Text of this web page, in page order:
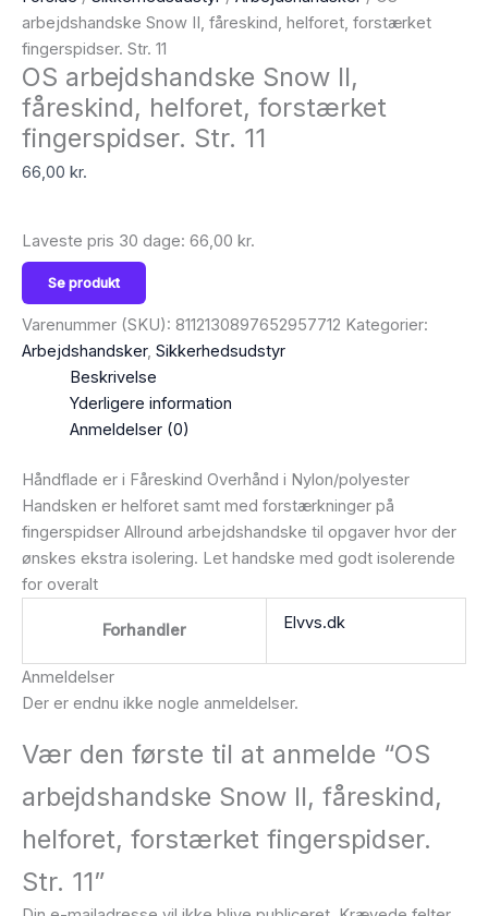
arbejdshandske Snow II, fåreskind, helforet, forstærket
fingerspidser. Str. 11
OS arbejdshandske Snow II,
fåreskind, helforet, forstærket
fingerspidser. Str. 11
66,00 kr.
Laveste pris 30 dage: 66,00 kr.
Se produkt
Varenummer (SKU): 8112130897652957712 Kategorier:
Arbejdshandsker, Sikkerhedsudstyr
Beskrivelse
Yderligere information
Anmeldelser (0)
Håndflade er i Fåreskind Overhånd i Nylon/polyester
Handsken er helforet samt med forstærkninger på
fingerspidser Allround arbejdshandske til opgaver hvor der
ønskes ekstra isolering. Let handske med godt isolerende
for overalt
Forhandler Elvvs.dk
Anmeldelser
Der er endnu ikke nogle anmeldelser.
Vær den første til at anmelde “OS
arbejdshandske Snow II, fåreskind,
helforet, forstærket fingerspidser.
Str. 11”